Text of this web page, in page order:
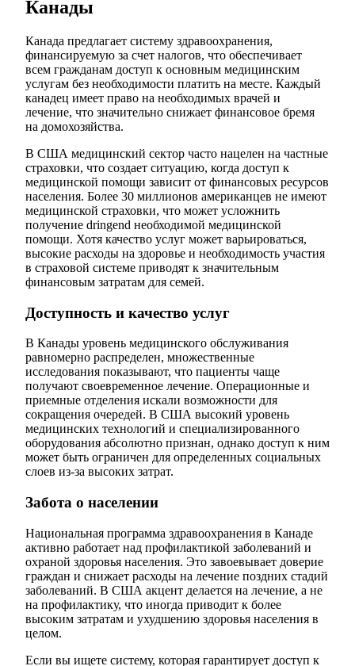
Канады
Канада предлагает систему здравоохранения,
финансируемую за счет налогов, что обеспечивает
всем гражданам доступ к основным медицинским
услугам без необходимости платить на месте. Каждый
канадец имеет право на необходимых врачей и
лечение, что значительно снижает финансовое бремя
на домохозяйства.
В США медицинский сектор часто нацелен на частные
страховки, что создает ситуацию, когда доступ к
медицинской помощи зависит от финансовых ресурсов
населения. Более 30 миллионов американцев не имеют
медицинской страховки, что может усложнить
получение dringend необходимой медицинской
помощи. Хотя качество услуг может варьироваться,
высокие расходы на здоровье и необходимость участия
в страховой системе приводят к значительным
финансовым затратам для семей.
Доступность и качество услуг
В Канады уровень медицинского обслуживания
равномерно распределен, множественные
исследования показывают, что пациенты чаще
получают своевременное лечение. Операционные и
приемные отделения искали возможности для
сокращения очередей. В США высокий уровень
медицинских технологий и специализированного
оборудования абсолютно признан, однако доступ к ним
может быть ограничен для определенных социальных
слоев из-за высоких затрат.
Забота о населении
Национальная программа здравоохранения в Канаде
активно работает над профилактикой заболеваний и
охраной здоровья населения. Это завоевывает доверие
граждан и снижает расходы на лечение поздних стадий
заболеваний. В США акцент делается на лечение, а не
на профилактику, что иногда приводит к более
высоким затратам и ухудшению здоровья населения в
целом.
Если вы ищете систему, которая гарантирует доступ к